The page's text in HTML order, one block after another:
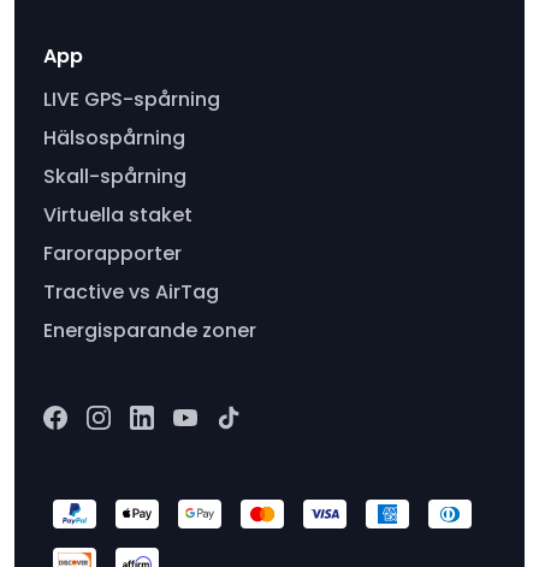
App
LIVE GPS-spårning
Hälsospårning
Skall-spårning
Virtuella staket
Farorapporter
Tractive vs AirTag
Energisparande zoner